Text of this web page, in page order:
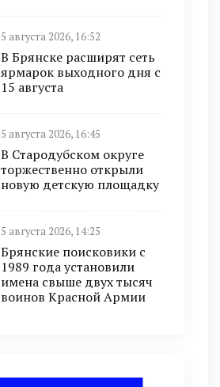
5 августа 2026, 16:52
В Брянске расширят сеть
ярмарок выходного дня с
15 августа
5 августа 2026, 16:45
В Стародубском округе
торжественно открыли
новую детскую площадку
5 августа 2026, 14:25
Брянские поисковики с
1989 года установили
имена свыше двух тысяч
воинов Красной Армии